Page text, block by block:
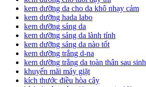
kem dưỡng da cho da khô nhạy cảm
kem dưỡng hada labo
kem dưỡng sáng da
kem dưỡng sáng da lành tính
kem dưỡng sáng da nào tốt
kem dưỡng trắng d-na
kem dưỡng trắng da toàn thân sau sinh
khuyến mãi máy giặt
kích thước điều hòa cây